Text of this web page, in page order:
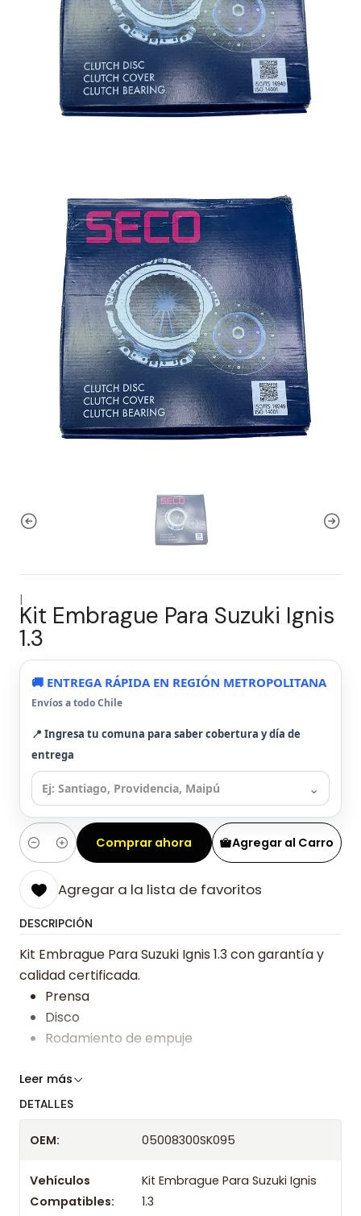
|
Kit Embrague Para Suzuki Ignis
1.3
🚚 ENTREGA RÁPIDA EN REGIÓN METROPOLITANA
Envíos a todo Chile
📍 Ingresa tu comuna para saber cobertura y día de
entrega
⌄
Cantidad
Agregar al Carro
Comprar ahora
Agregar a la lista de favoritos
DESCRIPCIÓN
Kit Embrague Para Suzuki Ignis 1.3 con garantía y
calidad certificada.
Prensa
Disco
Rodamiento de empuje
Somos especialistas en embragues desde 2019,
tienda previo correo de confirmación.
Leer más
DETALLES
OEM: 05008300SK095
Vehículos
Compatibles:
Kit Embrague Para Suzuki Ignis
1.3